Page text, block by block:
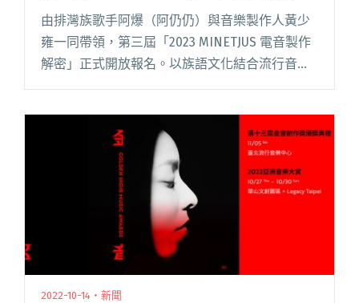
密」
由排灣族歌手阿爆（阿仍仍）與音樂製作人黃少
雍一同帶領，第三屆「2023 MINETJUS 電音製作
解密」正式開放報名。以族語文化結合流行音樂
課地點將移師──閱讀全文 "移師台東！阿爆攜手
製作人黃少雍開辦第三屆「2023 MINETJUS 電音
2022-10-14・新聞